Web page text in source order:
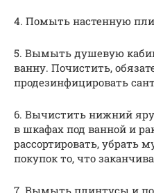
4. Помыть настенную
5. Вымыть душевую
ванну. Почистить,
продезинфицировать
6. Вычистить нижний
в шкафах под ванной и
рассортировать, убрать
покупок то, что
7. Вымыть плинтусы и